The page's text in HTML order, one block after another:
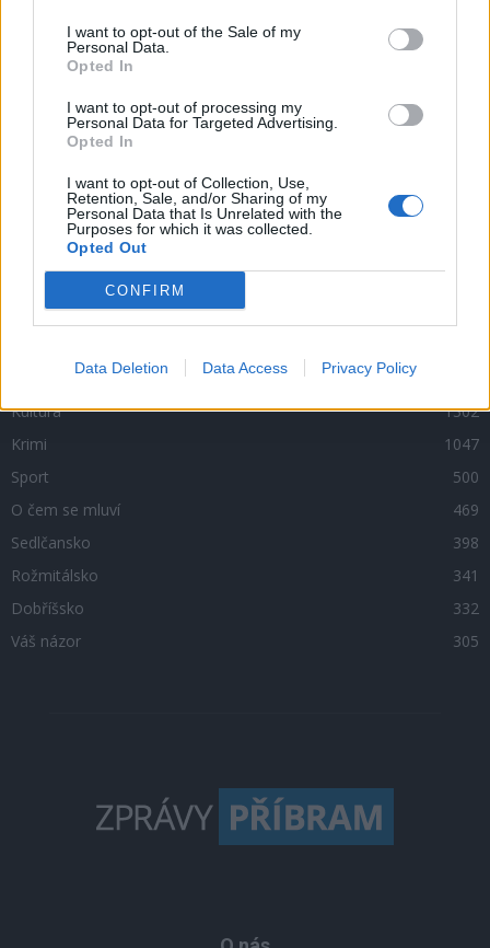
I want to opt-out of the Sale of my
Personal Data.
Opted In
I want to opt-out of processing my
Personal Data for Targeted Advertising.
Opted In
I want to opt-out of Collection, Use,
Retention, Sale, and/or Sharing of my
Personal Data that Is Unrelated with the
Purposes for which it was collected.
Opted Out
CONFIRM
Data Deletion Data Access Privacy Policy
14. 2. 2023
Krampuslauf přilákal tisíce lidí nejen z Příbrami
2. 12. 2016
AKTUALIZOVÁNO: Bývalý objekt Las Vegas na
Trhovkách lehl popelem
8. 7. 2023
OBLÍBENÉ KATEGORIE
Zpravodajství
Kultura
1302
Krimi
1047
Sport
500
O čem se mluví
469
Sedlčansko
398
Rožmitálsko
341
Dobříšsko
332
Váš názor
305